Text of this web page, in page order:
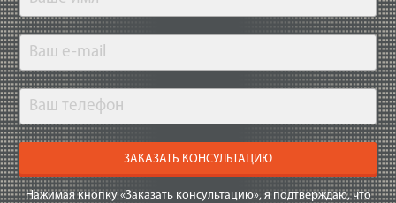
ЗАКАЗАТЬ КОНСУЛЬТАЦИЮ
Нажимая кнопку «Заказать консультацию», я подтверждаю, что